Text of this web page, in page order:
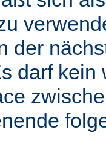
der
darf kein